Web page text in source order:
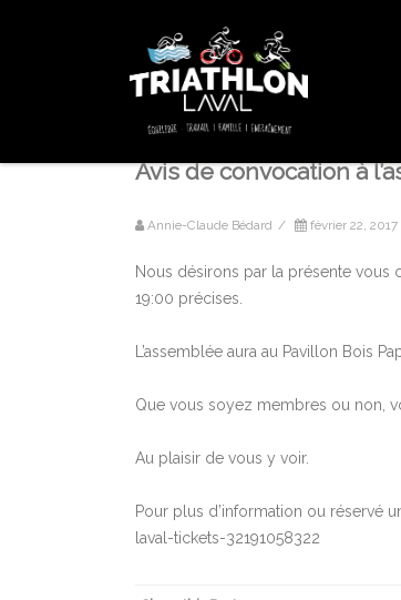
Avis de convocation à
Annie-Claude Bédard / février 22, 2017
Nous désirons par la présente vous
19:00 précises.
L’assemblée aura au Pavillon Bois
Que vous soyez membres ou non,
Au plaisir de vous y voir.
Pour plus d’information ou
laval-tickets-32191058322